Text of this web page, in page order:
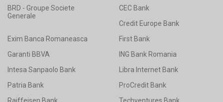
BRD - Groupe Societe
Generale
CEC Bank
Credit Europe Bank
Exim Banca Romaneasca
First Bank
Garanti BBVA
ING Bank Romania
Intesa Sanpaolo Bank
Libra Internet Bank
Patria Bank
ProCredit Bank